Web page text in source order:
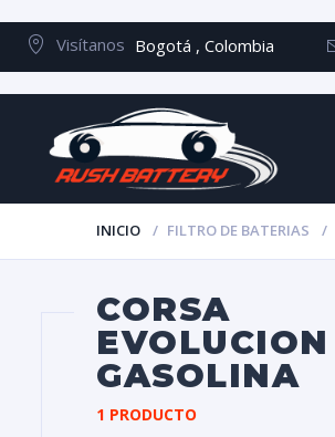
Visítanos Bogotá , Colombia
INICIO FILTRO DE BATERIAS
CORSA
EVOLUCION
GASOLINA
1 PRODUCTO